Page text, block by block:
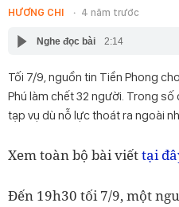
HƯƠNG CHI 4 năm trước
Nghe đọc bài 2:14
Tối 7/9, nguồn tin Tiền Phong
Phú làm chết 32 người. Trong
tạp vụ dù nỗ lực thoát ra ngoài
Xem toàn bộ bài viếttại
Đến 19h30 tối 7/9, một